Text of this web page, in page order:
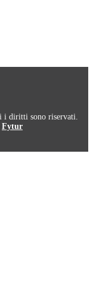
i diritti sono riservati.
Fytur